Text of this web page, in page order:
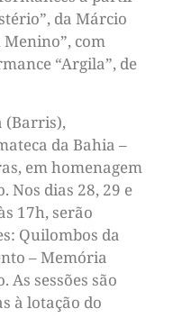
da Márcio
Menino”, com
“Argila”, de
(Barris),
da Bahia –
em homenagem
Nos dias 28, 29 e
17h, serão
Quilombos da
– Memória
As sessões são
à lotação do